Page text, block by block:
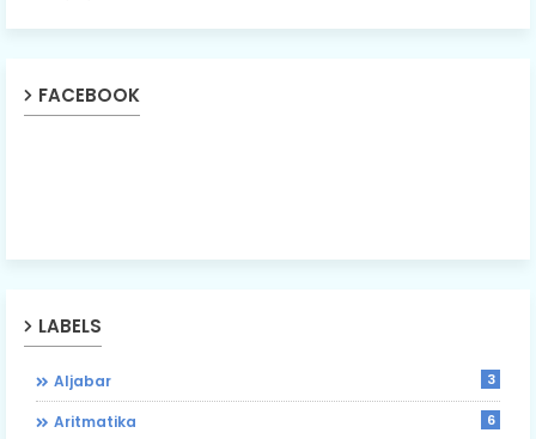
FACEBOOK
LABELS
Aljabar 3
Aritmatika 6